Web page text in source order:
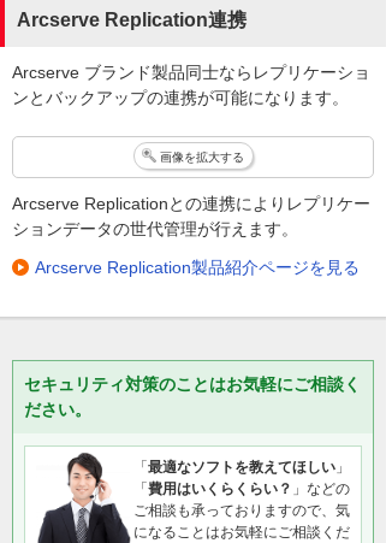
Arcserve Replication連携
Arcserve ブランド製品同士ならレプリケーショ
ンとバックアップの連携が可能になります。
画像を拡大する
Arcserve Replicationとの連携によりレプリケー
ションデータの世代管理が行えます。
Arcserve Replication製品紹介ページを見る
セキュリティ対策のことはお気軽にご相談く
ださい。
「 最適なソフトを教えてほしい 」
「 費用はいくらくらい？ 」などの
ご相談も承っておりますので、気
になることはお気軽にご相談くだ